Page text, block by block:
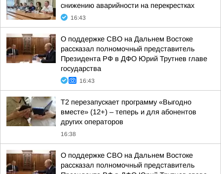
снижению аварийности на перекрестках
16:43
О поддержке СВО на Дальнем Востоке
рассказал полномочный представитель
Президента РФ в ДФО Юрий Трутнев главе
государства
16:43
Т2 перезапускает программу «Выгодно
вместе» (12+) – теперь и для абонентов
других операторов
16:38
О поддержке СВО на Дальнем Востоке
рассказал полномочный представитель